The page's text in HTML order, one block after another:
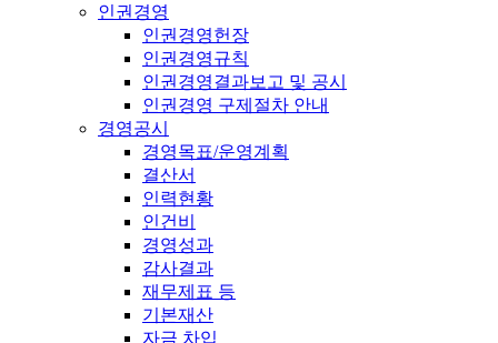
인권경영
인권경영헌장
인권경영규칙
인권경영결과보고 및 공시
인권경영 구제절차 안내
경영공시
경영목표/운영계획
결산서
인력현황
인건비
경영성과
감사결과
재무제표 등
기본재산
자금 차입